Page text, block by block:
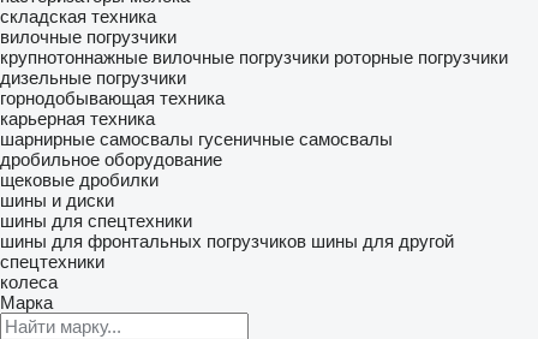
складская техника
вилочные погрузчики
крупнотоннажные вилочные погрузчики роторные погрузчики
дизельные погрузчики
горнодобывающая техника
карьерная техника
шарнирные самосвалы гусеничные самосвалы
дробильное оборудование
щековые дробилки
шины и диски
шины для спецтехники
шины для фронтальных погрузчиков шины для другой
спецтехники
колеса
Марка